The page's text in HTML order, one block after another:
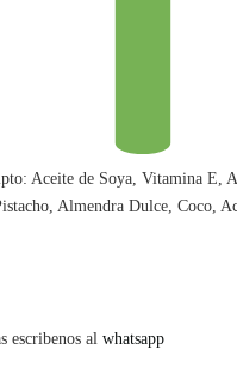
Aceite de Soya, Vitamina E,
Almendra Dulce, Coco,
escribenos al whatsapp